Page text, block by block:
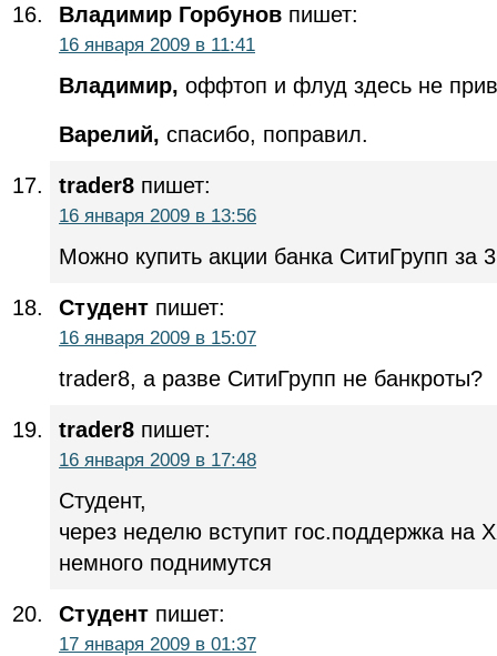
Владимир Горбунов пишет:
16 января 2009 в 11:41
Владимир, оффтоп и флуд здесь не
Варелий, спасибо, поправил.
trader8 пишет:
16 января 2009 в 13:56
Можно купить акции банка СитиГрупп за
Студент пишет:
16 января 2009 в 15:07
trader8, а разве СитиГрупп не банкроты?
trader8 пишет:
16 января 2009 в 17:48
Студент,
через неделю вступит гос.поддержка на
немного поднимутся
Студент пишет:
17 января 2009 в 01:37